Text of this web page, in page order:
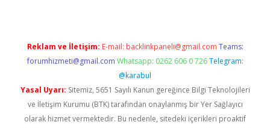
Reklam ve İletişim: E-mail: backlinkpaneli@gmail.com Teams:
forumhizmeti@gmail.com Whatsapp: 0262 606 0 726 Telegram:
@karabul
Yasal Uyarı: Sitemiz, 5651 Sayılı Kanun gereğince Bilgi Teknolojileri
ve İletişim Kurumu (BTK) tarafından onaylanmış bir Yer Sağlayıcı
olarak hizmet vermektedir. Bu nedenle, sitedeki içerikleri proaktif